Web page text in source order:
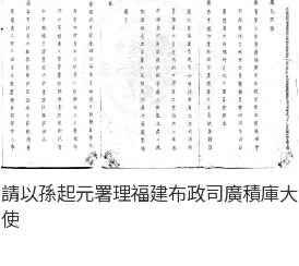
請以孫起元署理福建布政司廣積庫大
使